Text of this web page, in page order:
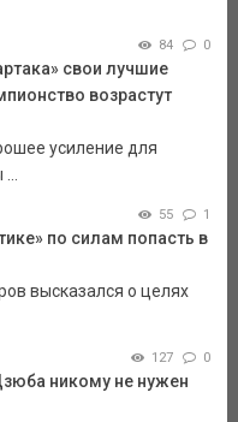
84 0
свои лучшие
возрастут
усиление для
55 1
по силам попасть в
высказался о целях
127 0
никому не нужен